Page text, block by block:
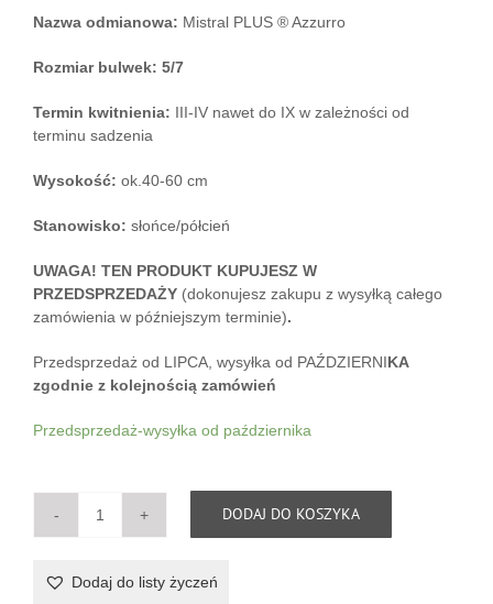
Nazwa odmianowa: Mistral PLUS ® Azzurro
Rozmiar bulwek: 5/7
Termin kwitnienia: III-IV nawet do IX w zależności od
terminu sadzenia
Wysokość: ok.40-60 cm
Stanowisko: słońce/półcień
UWAGA! TEN PRODUKT KUPUJESZ W
PRZEDSPRZEDAŻY (dokonujesz zakupu z wysyłką całego
zamówienia w późniejszym terminie).
Przedsprzedaż od LIPCA, wysyłka od PAŹDZIERNIKA
zgodnie z kolejnością zamówień
Przedsprzedaż-wysyłka od października
ilość
Mistral
DODAJ DO KOSZYKA
Dodaj do listy życzeń